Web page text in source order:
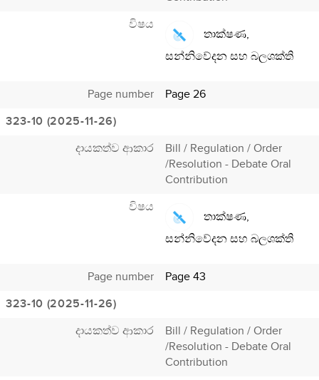
විෂය
තාක්ෂණ,
සන්නිවේදන සහ බලශක්ති
Page number
Page 26
323-10 (2025-11-26)
දායකත්ව ආකාර
Bill / Regulation / Order
/Resolution - Debate Oral
Contribution
විෂය
තාක්ෂණ,
සන්නිවේදන සහ බලශක්ති
Page number
Page 43
323-10 (2025-11-26)
දායකත්ව ආකාර
Bill / Regulation / Order
/Resolution - Debate Oral
Contribution